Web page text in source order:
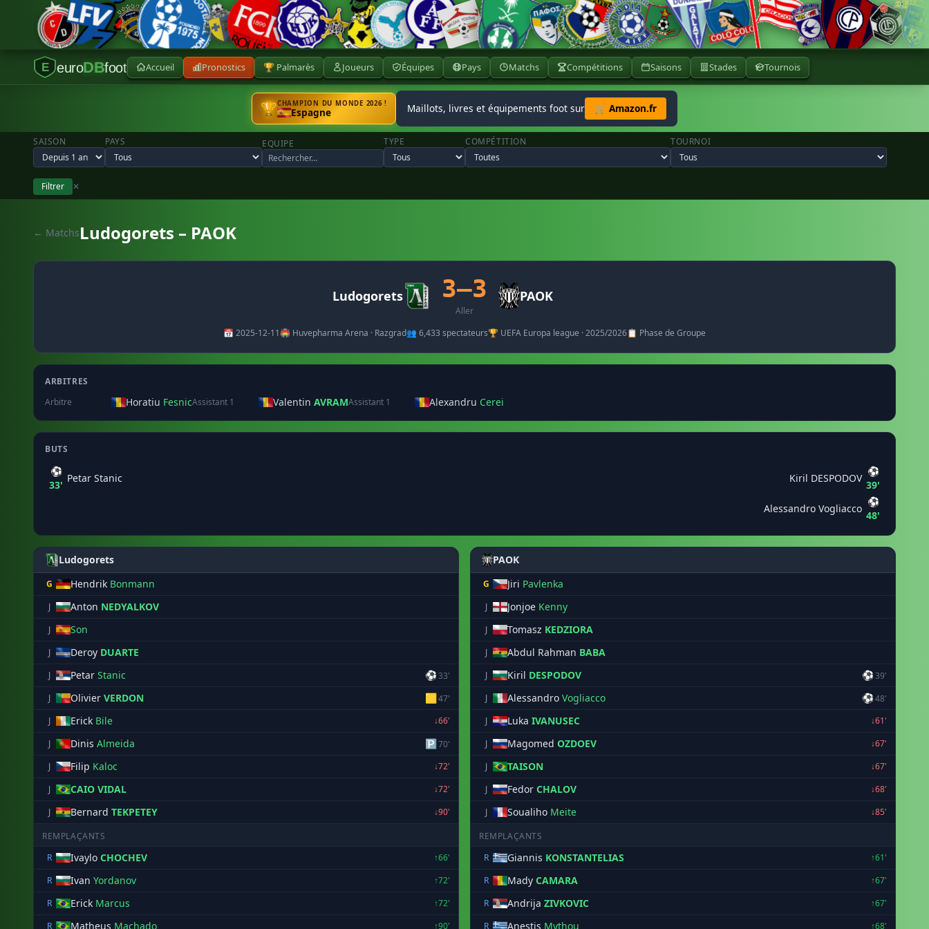
E euroDBfoot Accueil Pronostics 🏆 Palmarès Joueurs Équipes Pays Matchs Compétitions Saisons Stades Tournois
🏆CHAMPION DU MONDE 2026 !
Espagne Maillots, livres et équipements foot sur 🛒 Amazon.fr
SAISON PAYS EQUIPE TYPE COMPÉTITION TOURNOI
Filtrer ✕
← MatchsLudogorets – PAOK
Ludogorets 3–3
Aller
PAOK
📅 2025-12-11🏟️ Huvepharma Arena · Razgrad👥 6,433 spectateurs🏆 UEFA Europa league · 2025/2026📋 Phase de Groupe
ARBITRES
Arbitre
Horatiu FesnicAssistant 1 Valentin AVRAMAssistant 1 Alexandru Cerei
BUTS
⚽
33'
Petar Stanic Kiril DESPODOV
⚽
39'
Alessandro Vogliacco
⚽
48'
Ludogorets
G Hendrik Bonmann
J Anton NEDYALKOV
J Son
J Deroy DUARTE
J Petar Stanic ⚽33'
J
Olivier VERDON 🟨47'
J
Erick Bile
↓66'
J
Dinis Almeida 🅿70'
J
Filip Kaloc
↓72'
J
CAIO VIDAL
↓72'
J
Bernard TEKPETEY ↓90'
REMPLAÇANTS
R
Ivaylo CHOCHEV
↑66'
R
Ivan Yordanov
↑72'
R
Erick Marcus
↑72'
R
Matheus Machado
↑90'
PAOK
G Jiri Pavlenka
J Jonjoe Kenny
J Tomasz KEDZIORA
J Abdul Rahman BABA
J Kiril DESPODOV ⚽39'
J
Alessandro Vogliacco ⚽48'
J
Luka IVANUSEC
↓61'
J
Magomed OZDOEV
↓67'
J
TAISON
↓67'
J
Fedor CHALOV
↓68'
J
Soualiho Meite ↓85'
REMPLAÇANTS
R
Giannis KONSTANTELIAS
↑61'
R
Mady CAMARA
↑67'
R
Andrija ZIVKOVIC
↑67'
R
Anestis Mythou
↑68'